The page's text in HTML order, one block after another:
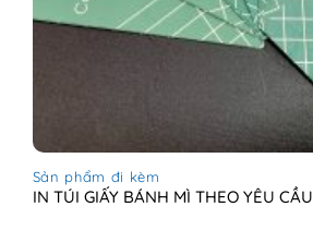
Sản phẩm đi kèm
IN TÚI GIẤY BÁNH MÌ THEO YÊU CẦU